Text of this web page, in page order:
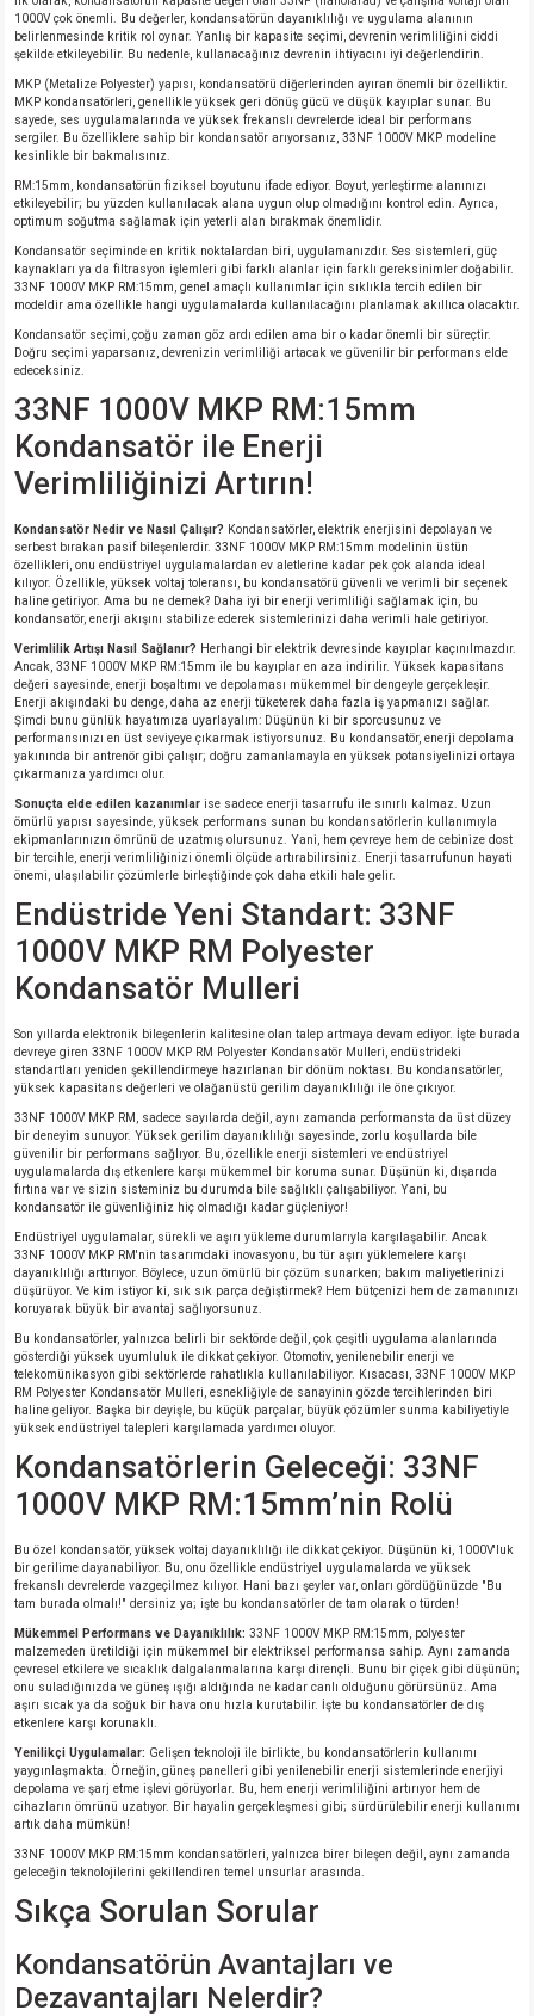
1000V çok önemli. Bu değerler, kondansatörün dayanıklılığı ve uygulama alanının
belirlenmesinde kritik rol oynar. Yanlış bir kapasite seçimi, devrenin verimliliğini ciddi
şekilde etkileyebilir. Bu nedenle, kullanacağınız devrenin ihtiyacını iyi değerlendirin.
MKP (Metalize Polyester) yapısı, kondansatörü diğerlerinden ayıran önemli bir özelliktir.
MKP kondansatörleri, genellikle yüksek geri dönüş gücü ve düşük kayıplar sunar. Bu
sayede, ses uygulamalarında ve yüksek frekanslı devrelerde ideal bir performans
sergiler. Bu özelliklere sahip bir kondansatör arıyorsanız, 33NF 1000V MKP modeline
kesinlikle bir bakmalısınız.
RM:15mm, kondansatörün fiziksel boyutunu ifade ediyor. Boyut, yerleştirme alanınızı
etkileyebilir; bu yüzden kullanılacak alana uygun olup olmadığını kontrol edin. Ayrıca,
optimum soğutma sağlamak için yeterli alan bırakmak önemlidir.
Kondansatör seçiminde en kritik noktalardan biri, uygulamanızdır. Ses sistemleri, güç
kaynakları ya da filtrasyon işlemleri gibi farklı alanlar için farklı gereksinimler doğabilir.
33NF 1000V MKP RM:15mm, genel amaçlı kullanımlar için sıklıkla tercih edilen bir
modeldir ama özellikle hangi uygulamalarda kullanılacağını planlamak akıllıca olacaktır.
Kondansatör seçimi, çoğu zaman göz ardı edilen ama bir o kadar önemli bir süreçtir.
Doğru seçimi yaparsanız, devrenizin verimliliği artacak ve güvenilir bir performans elde
edeceksiniz.
33NF 1000V MKP RM:15mm
Kondansatör ile Enerji
Verimliliğinizi Artırın!
Kondansatör Nedir ve Nasıl Çalışır? Kondansatörler, elektrik enerjisini depolayan ve
serbest bırakan pasif bileşenlerdir. 33NF 1000V MKP RM:15mm modelinin üstün
özellikleri, onu endüstriyel uygulamalardan ev aletlerine kadar pek çok alanda ideal
kılıyor. Özellikle, yüksek voltaj toleransı, bu kondansatörü güvenli ve verimli bir seçenek
haline getiriyor. Ama bu ne demek? Daha iyi bir enerji verimliliği sağlamak için, bu
kondansatör, enerji akışını stabilize ederek sistemlerinizi daha verimli hale getiriyor.
Verimlilik Artışı Nasıl Sağlanır? Herhangi bir elektrik devresinde kayıplar kaçınılmazdır.
Ancak, 33NF 1000V MKP RM:15mm ile bu kayıplar en aza indirilir. Yüksek kapasitans
değeri sayesinde, enerji boşaltımı ve depolaması mükemmel bir dengeyle gerçekleşir.
Enerji akışındaki bu denge, daha az enerji tüketerek daha fazla iş yapmanızı sağlar.
Şimdi bunu günlük hayatımıza uyarlayalım: Düşünün ki bir sporcusunuz ve
performansınızı en üst seviyeye çıkarmak istiyorsunuz. Bu kondansatör, enerji depolama
yakınında bir antrenör gibi çalışır; doğru zamanlamayla en yüksek potansiyelinizi ortaya
çıkarmanıza yardımcı olur.
Sonuçta elde edilen kazanımlar ise sadece enerji tasarrufu ile sınırlı kalmaz. Uzun
ömürlü yapısı sayesinde, yüksek performans sunan bu kondansatörlerin kullanımıyla
ekipmanlarınızın ömrünü de uzatmış olursunuz. Yani, hem çevreye hem de cebinize dost
bir tercihle, enerji verimliliğinizi önemli ölçüde artırabilirsiniz. Enerji tasarrufunun hayati
önemi, ulaşılabilir çözümlerle birleştiğinde çok daha etkili hale gelir.
Endüstride Yeni Standart: 33NF
1000V MKP RM Polyester
Kondansatör Mulleri
Son yıllarda elektronik bileşenlerin kalitesine olan talep artmaya devam ediyor. İşte burada
devreye giren 33NF 1000V MKP RM Polyester Kondansatör Mulleri, endüstrideki
standartları yeniden şekillendirmeye hazırlanan bir dönüm noktası. Bu kondansatörler,
yüksek kapasitans değerleri ve olağanüstü gerilim dayanıklılığı ile öne çıkıyor.
33NF 1000V MKP RM, sadece sayılarda değil, aynı zamanda performansta da üst düzey
bir deneyim sunuyor. Yüksek gerilim dayanıklılığı sayesinde, zorlu koşullarda bile
güvenilir bir performans sağlıyor. Bu, özellikle enerji sistemleri ve endüstriyel
uygulamalarda dış etkenlere karşı mükemmel bir koruma sunar. Düşünün ki, dışarıda
fırtına var ve sizin sisteminiz bu durumda bile sağlıklı çalışabiliyor. Yani, bu
kondansatör ile güvenliğiniz hiç olmadığı kadar güçleniyor!
Endüstriyel uygulamalar, sürekli ve aşırı yükleme durumlarıyla karşılaşabilir. Ancak
33NF 1000V MKP RM'nin tasarımdaki inovasyonu, bu tür aşırı yüklemelere karşı
dayanıklılığı arttırıyor. Böylece, uzun ömürlü bir çözüm sunarken; bakım maliyetlerinizi
düşürüyor. Ve kim istiyor ki, sık sık parça değiştirmek? Hem bütçenizi hem de zamanınızı
koruyarak büyük bir avantaj sağlıyorsunuz.
Bu kondansatörler, yalnızca belirli bir sektörde değil, çok çeşitli uygulama alanlarında
gösterdiği yüksek uyumluluk ile dikkat çekiyor. Otomotiv, yenilenebilir enerji ve
telekomünikasyon gibi sektörlerde rahatlıkla kullanılabiliyor. Kısacası, 33NF 1000V MKP
RM Polyester Kondansatör Mulleri, esnekliğiyle de sanayinin gözde tercihlerinden biri
haline geliyor. Başka bir deyişle, bu küçük parçalar, büyük çözümler sunma kabiliyetiyle
yüksek endüstriyel talepleri karşılamada yardımcı oluyor.
Kondansatörlerin Geleceği: 33NF
1000V MKP RM:15mm’nin Rolü
Bu özel kondansatör, yüksek voltaj dayanıklılığı ile dikkat çekiyor. Düşünün ki, 1000V'luk
bir gerilime dayanabiliyor. Bu, onu özellikle endüstriyel uygulamalarda ve yüksek
frekanslı devrelerde vazgeçilmez kılıyor. Hani bazı şeyler var, onları gördüğünüzde "Bu
tam burada olmalı!" dersiniz ya; işte bu kondansatörler de tam olarak o türden!
Mükemmel Performans ve Dayanıklılık: 33NF 1000V MKP RM:15mm, polyester
malzemeden üretildiği için mükemmel bir elektriksel performansa sahip. Aynı zamanda
çevresel etkilere ve sıcaklık dalgalanmalarına karşı dirençli. Bunu bir çiçek gibi düşünün;
onu suladığınızda ve güneş ışığı aldığında ne kadar canlı olduğunu görürsünüz. Ama
aşırı sıcak ya da soğuk bir hava onu hızla kurutabilir. İşte bu kondansatörler de dış
etkenlere karşı korunaklı.
Yenilikçi Uygulamalar: Gelişen teknoloji ile birlikte, bu kondansatörlerin kullanımı
yaygınlaşmakta. Örneğin, güneş panelleri gibi yenilenebilir enerji sistemlerinde enerjiyi
depolama ve şarj etme işlevi görüyorlar. Bu, hem enerji verimliliğini artırıyor hem de
cihazların ömrünü uzatıyor. Bir hayalin gerçekleşmesi gibi; sürdürülebilir enerji kullanımı
artık daha mümkün!
33NF 1000V MKP RM:15mm kondansatörleri, yalnızca birer bileşen değil, aynı zamanda
geleceğin teknolojilerini şekillendiren temel unsurlar arasında.
Sıkça Sorulan Sorular
Kondansatörün Avantajları ve
Dezavantajları Nelerdir?